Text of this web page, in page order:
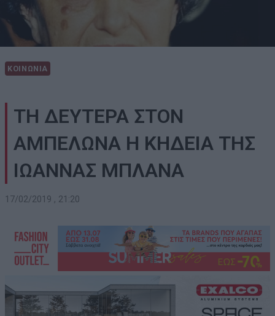
ΚΟΙΝΩΝΙΑ
ΤΗ ΔΕΥΤΕΡΑ ΣΤΟΝ
ΑΜΠΕΛΩΝΑ Η ΚΗΔΕΙΑ ΤΗΣ
ΙΩΑΝΝΑΣ ΜΠΛΑΝΑ
17/02/2019 , 21:20